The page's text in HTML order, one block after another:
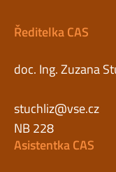
Ředitelka CAS
doc. Ing. Zuzana
stuchliz@vse.cz
NB 228
Asistentka CAS